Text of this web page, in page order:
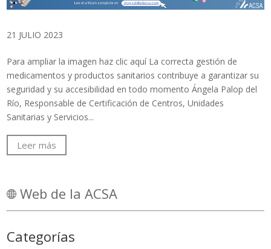
21 JULIO 2023
Para ampliar la imagen haz clic aquí La correcta gestión de
medicamentos y productos sanitarios contribuye a garantizar su
seguridad y su accesibilidad en todo momento Ángela Palop del
Río, Responsable de Certificación de Centros, Unidades
Sanitarias y Servicios...
Leer más
Web de la ACSA
Categorías